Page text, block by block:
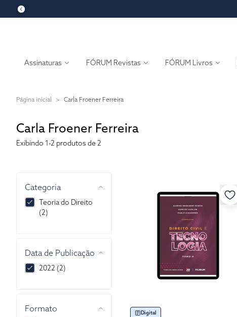
Assinaturas FÓRUM Revistas FÓRUM Livros
Página inicial > Carla Froener Ferreira
Carla Froener Ferreira
Exibindo 1-2 produtos de 2
Data de Publicação
2022 (2)
Formato
Categoria
Teoria do Direito
(2)
Digital